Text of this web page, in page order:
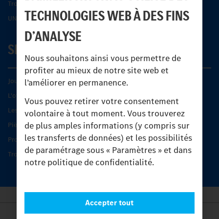
TECHNOLOGIES WEB À DES FINS
D’ANALYSE
Nous souhaitons ainsi vous permettre de
profiter au mieux de notre site web et
l’améliorer en permanence.
Vous pouvez retirer votre consentement
volontaire à tout moment. Vous trouverez
de plus amples informations (y compris sur
les transferts de données) et les possibilités
de paramétrage sous « Paramètres » et dans
notre politique de confidentialité.
Accepter tout
Trouver un partenaire
UNI-TOUCH®
SERVICE
Journées diagnostic Technique S.A.V Unimog
L'offre de services Unimog
Les produits phares
Pièces d’origine
Protection et maintien de la valeur
Trouver un partenaire